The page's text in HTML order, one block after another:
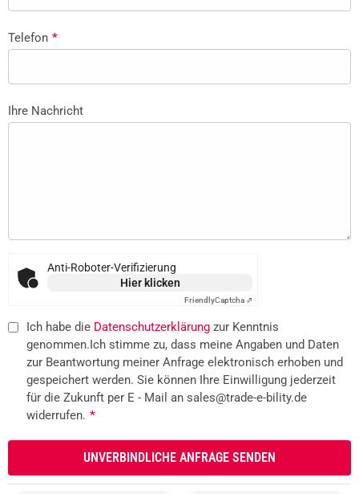
Telefon *
Ihre Nachricht
Anti-Roboter-Verifizierung
Hier klicken
FriendlyCaptcha ⇗
Ich habe die Datenschutzerklärung zur Kenntnis
genommen.Ich stimme zu, dass meine Angaben und Daten
zur Beantwortung meiner Anfrage elektronisch erhoben und
gespeichert werden. Sie können Ihre Einwilligung jederzeit
für die Zukunft per E - Mail an sales@trade-e-bility.de
widerrufen. *